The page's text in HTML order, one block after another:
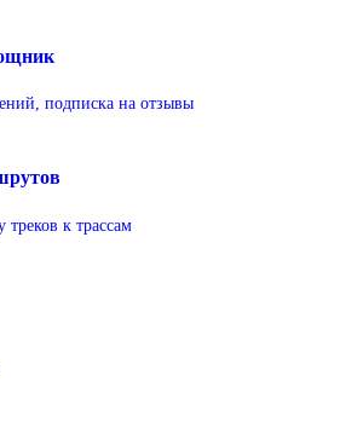
подписка на отзывы
треков к трассам